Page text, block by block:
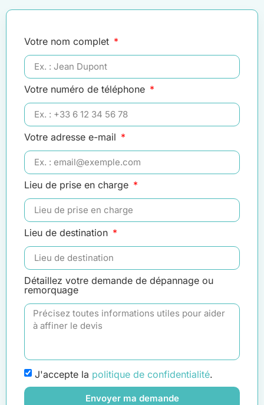
Votre nom complet
Votre numéro de téléphone
Votre adresse e-mail
Lieu de prise en charge
Lieu de destination
Détaillez votre demande de dépannage ou
remorquage
J'accepte la politique de confidentialité.
Envoyer ma demande